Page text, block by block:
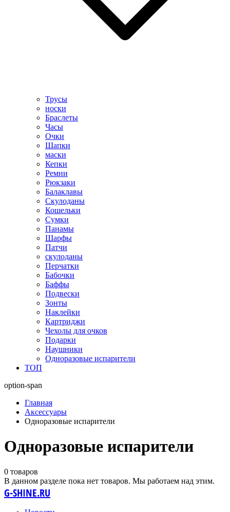
Трусы
носки
Браслеты
Часы
Очки
Шапки
маски
Кепки
Ремни
Рюкзаки
Балаклавы
Скулоданы
Кошельки
Сумки
Панамы
Шарфы
Патчи
скулоданы
Перчатки
Бабочки
Баффы
Подвески
Зонты
Наклейки
Картриджи
Чехолы для очков
Подарки
Наушники
Одноразовые испарители
ТОП
option-span
Главная
Аксессуары
Одноразовые испарители
Одноразовые испарители
0 товаров
В данном разделе пока нет товаров. Мы работаем над этим.
G-SHINE.RU